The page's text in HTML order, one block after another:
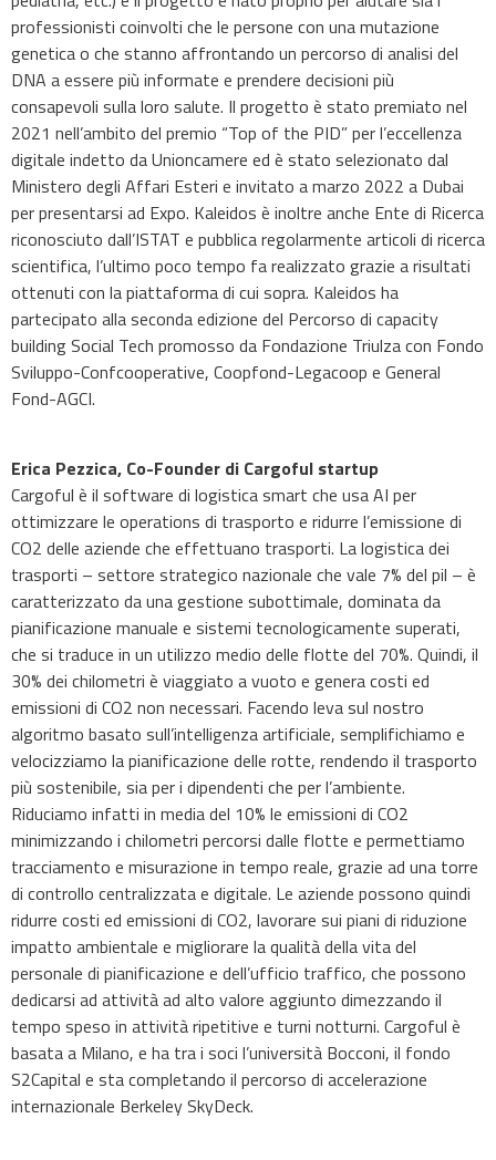
professionisti coinvolti che le persone con una mutazione
genetica o che stanno affrontando un percorso di analisi del
DNA a essere più informate e prendere decisioni più
consapevoli sulla loro salute. Il progetto è stato premiato nel
2021 nell’ambito del premio “Top of the PID” per l’eccellenza
digitale indetto da Unioncamere ed è stato selezionato dal
Ministero degli Affari Esteri e invitato a marzo 2022 a Dubai
per presentarsi ad Expo. Kaleidos è inoltre anche Ente di Ricerca
riconosciuto dall’ISTAT e pubblica regolarmente articoli di ricerca
scientifica, l’ultimo poco tempo fa realizzato grazie a risultati
ottenuti con la piattaforma di cui sopra. Kaleidos ha
partecipato alla seconda edizione del Percorso di capacity
building Social Tech promosso da Fondazione Triulza con Fondo
Sviluppo-Confcooperative, Coopfond-Legacoop e General
Fond-AGCI.
Erica Pezzica, Co-Founder di Cargoful startup
Cargoful è il software di logistica smart che usa AI per
ottimizzare le operations di trasporto e ridurre l’emissione di
CO2 delle aziende che effettuano trasporti. La logistica dei
trasporti – settore strategico nazionale che vale 7% del pil – è
caratterizzato da una gestione subottimale, dominata da
pianificazione manuale e sistemi tecnologicamente superati,
che si traduce in un utilizzo medio delle flotte del 70%. Quindi, il
30% dei chilometri è viaggiato a vuoto e genera costi ed
emissioni di CO2 non necessari. Facendo leva sul nostro
algoritmo basato sull’intelligenza artificiale, semplifichiamo e
velocizziamo la pianificazione delle rotte, rendendo il trasporto
più sostenibile, sia per i dipendenti che per l’ambiente.
Riduciamo infatti in media del 10% le emissioni di CO2
minimizzando i chilometri percorsi dalle flotte e permettiamo
tracciamento e misurazione in tempo reale, grazie ad una torre
di controllo centralizzata e digitale. Le aziende possono quindi
ridurre costi ed emissioni di CO2, lavorare sui piani di riduzione
impatto ambientale e migliorare la qualità della vita del
personale di pianificazione e dell’ufficio traffico, che possono
dedicarsi ad attività ad alto valore aggiunto dimezzando il
tempo speso in attività ripetitive e turni notturni. Cargoful è
basata a Milano, e ha tra i soci l’università Bocconi, il fondo
S2Capital e sta completando il percorso di accelerazione
internazionale Berkeley SkyDeck.